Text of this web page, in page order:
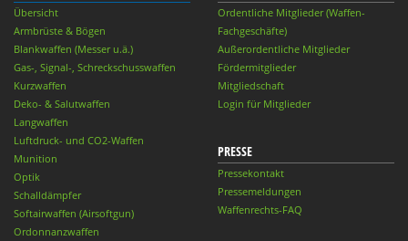
Übersicht
Armbrüste & Bögen
Blankwaffen (Messer u.ä.)
Gas-, Signal-, Schreckschusswaffen
Kurzwaffen
Deko- & Salutwaffen
Langwaffen
Luftdruck- und CO2-Waffen
Munition
Optik
Schalldämpfer
Softairwaffen (Airsoftgun)
Ordonnanzwaffen
Ordentliche Mitglieder (Waffen-
Fachgeschäfte)
Außerordentliche Mitglieder
Fördermitglieder
Mitgliedschaft
Login für Mitglieder
PRESSE
Pressekontakt
Pressemeldungen
Waffenrechts-FAQ